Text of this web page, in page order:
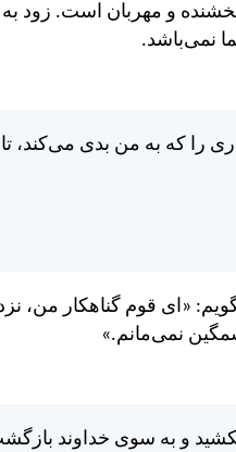
بخشنده و مهربان است. زود
نمی‌باشد.
را كه به من بدی می‌كند،
«ای قوم گناهكار من،
نمی‌مانم.»
و به سوی خداوند